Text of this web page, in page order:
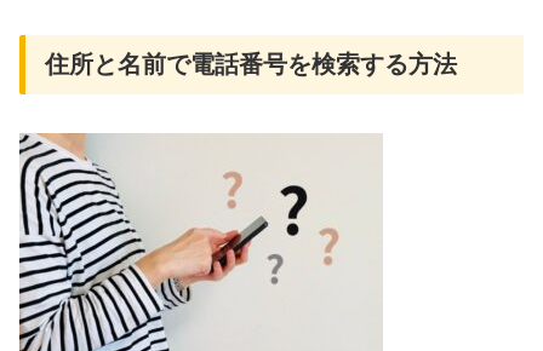
住所と名前で電話番号を検索する方法